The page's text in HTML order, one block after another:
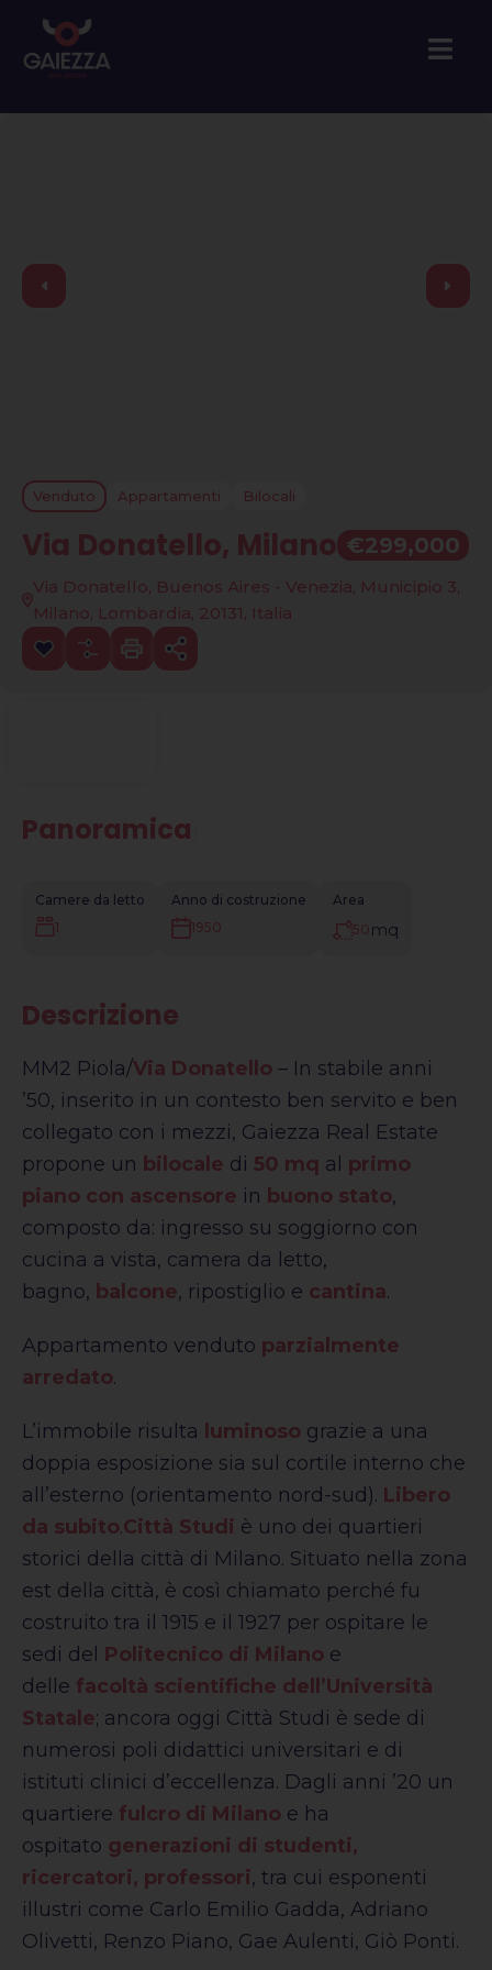
Venduto Appartamenti Bilocali
Via Donatello, Milano €299,000
Via Donatello, Buenos Aires - Venezia, Municipio 3,
Milano, Lombardia, 20131, Italia
Panoramica
Camere da letto
1
Anno di costruzione
1950
Area
50 mq
Descrizione
MM2 Piola/Via Donatello – In stabile anni
’50, inserito in un contesto ben servito e ben
collegato con i mezzi, Gaiezza Real Estate
propone un bilocale di 50 mq al primo
piano con ascensore in buono stato,
composto da: ingresso su soggiorno con
cucina a vista, camera da letto,
bagno, balcone, ripostiglio e cantina.
Appartamento venduto parzialmente
arredato.
L’immobile risulta luminoso grazie a una
doppia esposizione sia sul cortile interno che
all’esterno (orientamento nord-sud). Libero
da subito.Città Studi è uno dei quartieri
storici della città di Milano. Situato nella zona
est della città, è così chiamato perché fu
costruito tra il 1915 e il 1927 per ospitare le
sedi del Politecnico di Milano e
delle facoltà scientifiche dell’Università
Statale; ancora oggi Città Studi è sede di
numerosi poli didattici universitari e di
istituti clinici d’eccellenza. Dagli anni ’20 un
quartiere fulcro di Milano e ha
ospitato generazioni di studenti,
ricercatori, professori, tra cui esponenti
illustri come Carlo Emilio Gadda, Adriano
Olivetti, Renzo Piano, Gae Aulenti, Giò Ponti.